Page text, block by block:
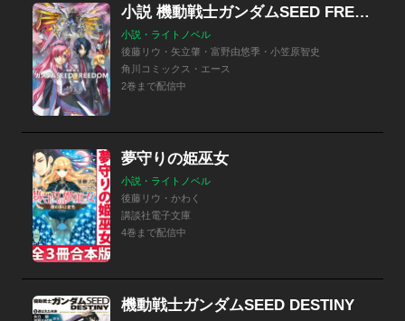
小説 機動戦士ガンダムSEED FREEDOM
小説・ライトノベル
後藤リウ・矢立肇・富野由悠季・小笠原智史
角川コミックス・エース
2巻まで配信中
夢守りの姫巫女
小説・ライトノベル
後藤リウ・かわく
講談社電子文庫
4巻まで配信中
機動戦士ガンダムSEED DESTINY